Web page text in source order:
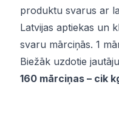
produktu svarus ar
Latvijas aptiekas un
svaru mārciņās. 1
Biežāk uzdotie
160 mārciņas – cik